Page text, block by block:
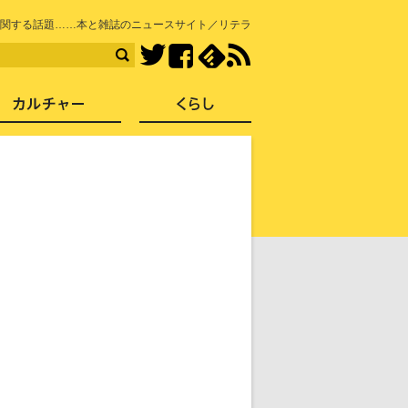
する話題……本と雑誌のニュースサイト／リテラ
TwitterFacebook
社会